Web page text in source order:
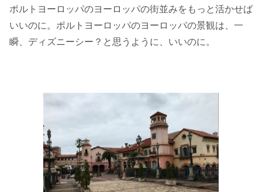
ポルトヨーロッパのヨーロッパの街並みをもっと活かせば
いいのに。ポルトヨーロッパのヨーロッパの景観は、一
瞬、ディズニーシー？と思うように、いいのに。